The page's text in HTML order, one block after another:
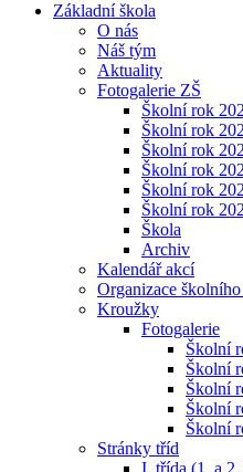
Základní škola
O nás
Náš tým
Aktuality
Fotogalerie ZŠ
Školní rok
Školní rok
Školní rok
Školní rok
Školní rok
Školní rok
Škola
Archiv
Kalendář akcí
Organizace
Kroužky
Fotogalerie
Školní
Školní
Školní
Školní
Školní
Stránky tříd
I. třída (1. a